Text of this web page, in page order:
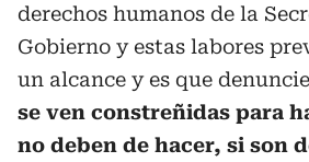
derechos humanos de la
Gobierno y estas labores
un alcance y es que
se ven constreñidas para
no deben de hacer, si son